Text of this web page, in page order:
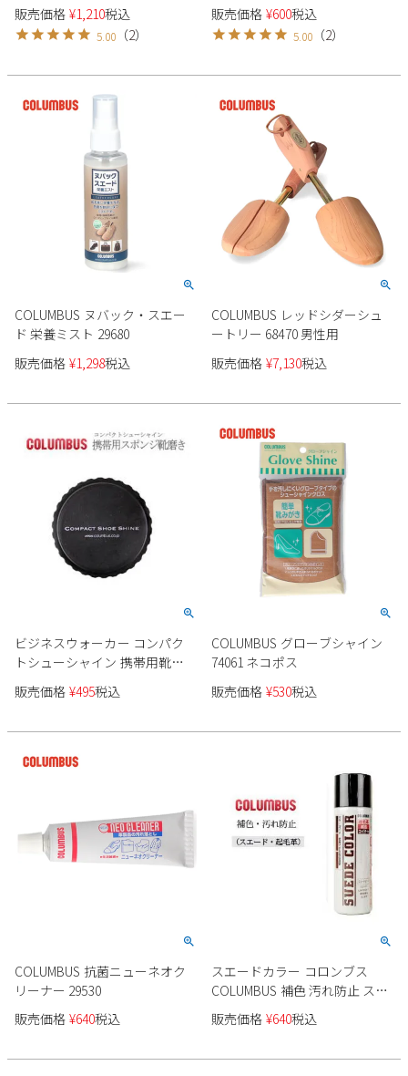
販売価格 ¥1,210税込
5.00 （2）
販売価格 ¥600税込
5.00 （2）
COLUMBUS ヌバック・スエー
ド 栄養ミスト 29680
販売価格 ¥1,298税込
COLUMBUS レッドシダーシュ
ートリー 68470 男性用
販売価格 ¥7,130税込
ビジネスウォーカー コンパク
トシューシャイン 携帯用靴磨
き シトラスの香り コロンブス
COLUMBUS 靴 お手入れ 29430
販売価格 ¥495税込
COLUMBUS グローブシャイン
74061 ネコポス
販売価格 ¥530税込
COLUMBUS 抗菌ニューネオク
リーナー 29530
販売価格 ¥640税込
スエードカラー コロンブス
COLUMBUS 補色 汚れ防止 スプ
レータイプ ダークブラウン 濃
茶 ミニサイズ 65ml 靴 お手入れ
販売価格 ¥640税込